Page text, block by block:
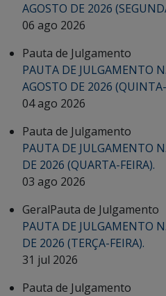
AGOSTO DE 2026
06 ago 2026
Pauta de Julgamento
PAUTA DE JULGAMENTO
AGOSTO DE 2026
04 ago 2026
Pauta de Julgamento
PAUTA DE JULGAMENTO
DE 2026 (QUARTA-FEIRA).
03 ago 2026
GeralPauta de Julgamento
PAUTA DE JULGAMENTO
DE 2026 (TERÇA-FEIRA).
31 jul 2026
Pauta de Julgamento